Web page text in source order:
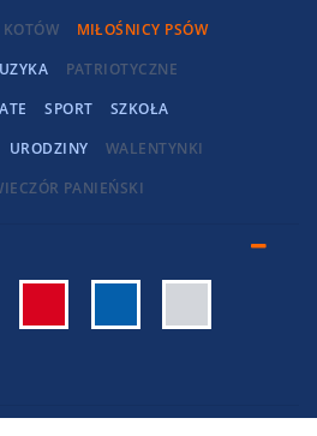
MIŁOŚNICY PSÓW
PATRIOTYCZNE
SPORT
SZKOŁA
URODZINY
WALENTYNKI
PANIEŃSKI